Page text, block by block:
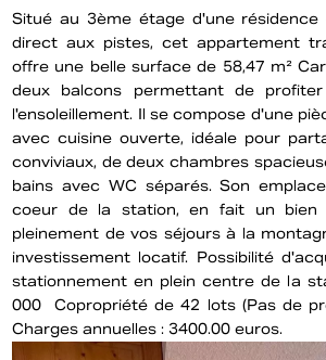
Situé au 3ème étage d'une
direct aux pistes, cet appartement
offre une belle surface de 58,47 m²
deux balcons permettant de
l'ensoleillement. Il se compose d'une
avec cuisine ouverte, idéale pour
conviviaux, de deux chambres
bains avec WC séparés. Son
coeur de la station, en fait un bien
pleinement de vos séjours à la
investissement locatif. Possibilité
stationnement en plein centre de la
000  Copropriété de 42 lots (Pas de
Charges annuelles : 3400.00 euros.